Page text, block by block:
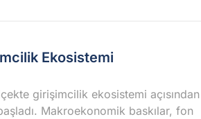
Ekosistemi
girişimcilik ekosistemi açısından
Makroekonomik baskılar, fon